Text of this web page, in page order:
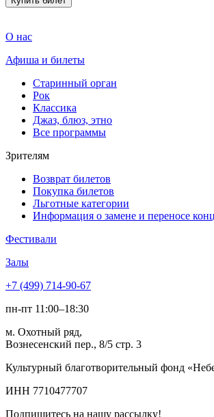
О нас
Афиша и билеты
Старинный орган
Рок
Классика
Джаз, блюз, этно
Все программы
Зрителям
Возврат билетов
Покупка билетов
Льготные категории
Информация о замене и переносе
Фестивали
Залы
+7 (499) 714-90-67
пн-пт 11:00–18:30
м. Охотный ряд,
Вознесенский пер., 8/5 стр. 3
Культурный благотворительный фонд
ИНН 7710477707
Подпишитесь на нашу рассылку!